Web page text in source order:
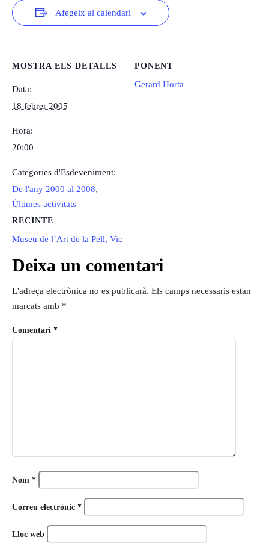
Afegeix al calendari
MOSTRA ELS DETALLS
Data:
18 febrer 2005
Hora:
20:00
Categories d'Esdeveniment:
De l'any 2000 al 2008,
Últimes activitats
RECINTE
Museu de l’Art de la Pell, Vic
PONENT
Gerard Horta
Deixa un comentari
L'adreça electrònica no es publicarà. Els camps necessaris estan
marcats amb *
Comentari *
Nom *
Correu electrònic *
Lloc web